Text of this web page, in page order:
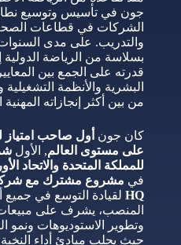
جون في تأسيس وتوسيع
الشركات في قطاعات الصحة
والتدريب. على مدى السنوات
بسلاسة من الرياضة الدولية
قدرته على الجمع بين
البشرية والأنظمة
من بين أكثر إنجازاته المهنية
كان جون
على مستوى العالم, الأول
للمملكة المتحدة والاتحاد
في
HQلقيادة التوسع في جميع
المنصب، يشرف على مبيعات
وتطوير الاستوديوهات
حيث يجلب مبادئ أداء النخبة